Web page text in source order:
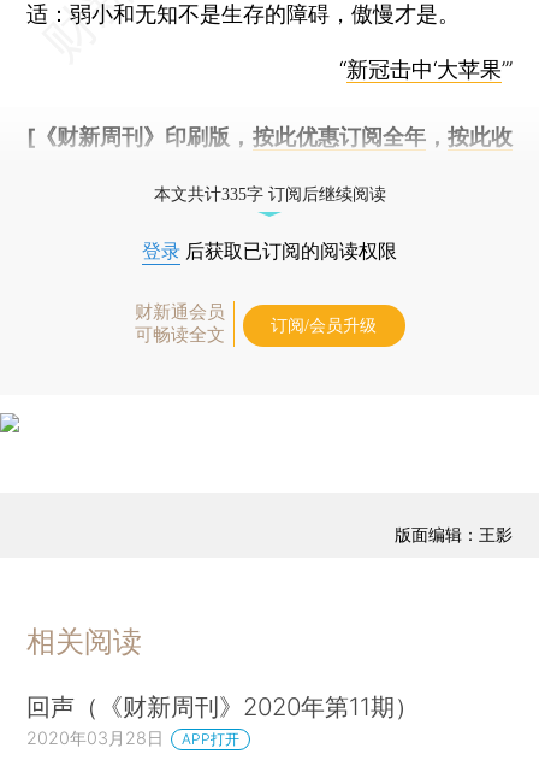
适：弱小和无知不是生存的障碍，傲慢才是。
“新冠击中‘大苹果’”
[《财新周刊》印刷版， 按此优惠订阅全年， 按此收
本文共计335字 订阅后继续阅读
登录 后获取已订阅的阅读权限
财新通会员
可畅读全文
订阅/会员升级
版面编辑：王影
相关阅读
回声（《财新周刊》2020年第11期）
2020年03月28日 APP打开